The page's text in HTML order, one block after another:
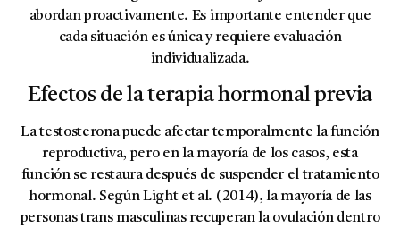
abordan proactivamente. Es importante entender que
cada situación es única y requiere evaluación
individualizada.
Efectos de la terapia hormonal previa
La testosterona puede afectar temporalmente la función
reproductiva, pero en la mayoría de los casos, esta
función se restaura después de suspender el tratamiento
hormonal. Según Light et al. (2014), la mayoría de las
personas trans masculinas recuperan la ovulación dentro